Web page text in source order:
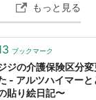
した…もっと見る
ブックマーク
ジの介護保険区分
- アルツハイマー
貼り絵日記〜